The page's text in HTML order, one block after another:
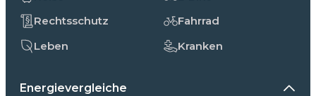
Rechtsschutz
Leben
Fahrrad
Kranken
Energievergleiche